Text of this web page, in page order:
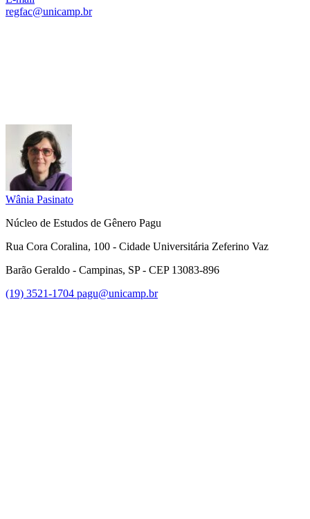
regfac@unicamp.br
Wânia Pasinato
Núcleo de Estudos de Gênero Pagu
Rua Cora Coralina, 100 - Cidade Universitária Zeferino Vaz
Barão Geraldo - Campinas, SP - CEP 13083-896
(19) 3521-1704 pagu@unicamp.br